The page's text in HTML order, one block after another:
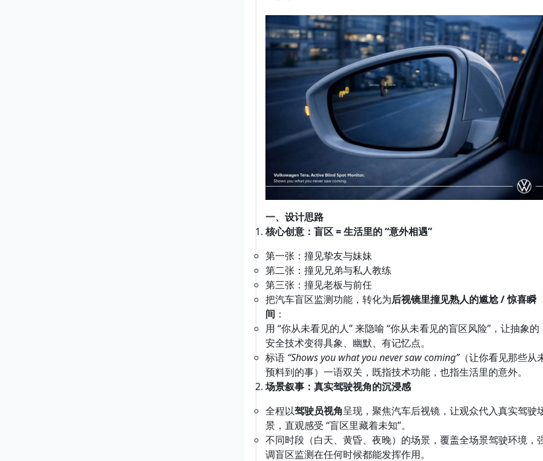
一、设计思路
核心创意：盲区 = 生活里的 “意外相遇”
第一张：撞见挚友与妹妹
第二张：撞见兄弟与私人教练
第三张：撞见老板与前任
把汽车盲区监测功能，转化为后视镜里撞见熟人的尴尬 / 惊喜瞬
间 ：
用 “你从未看见的人” 来隐喻 “你从未看见的盲区风险”，让抽象的
安全技术变得具象、幽默、有记忆点。
标语 “Shows you what you never saw coming”（让你看见那些从
预料到的事）一语双关，既指技术功能，也指生活里的意外。
场景叙事：真实驾驶视角的沉浸感
全程以驾驶员视角呈现，聚焦汽车后视镜，让观众代入真实驾驶
景，直观感受 “盲区里藏着未知”。
不同时段（白天、黄昏、夜晚）的场景，覆盖全场景驾驶环境，
调盲区监测在任何时候都能发挥作用。